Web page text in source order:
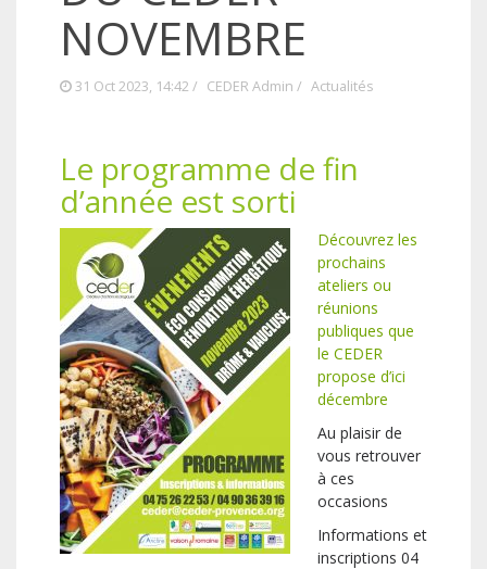
NOVEMBRE
31 Oct 2023, 14:42 / CEDER Admin / Actualités
Le programme de fin
d’année est sorti
Découvrez les
prochains
ateliers ou
réunions
publiques que
le CEDER
propose d’ici
décembre
Au plaisir de
vous retrouver
à ces
occasions
Informations et
inscriptions 04